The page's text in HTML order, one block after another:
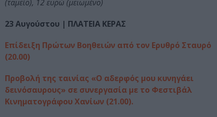
(ταμείο), 12 ευρώ (μειωμένο)
23 Αυγούστου | ΠΛΑΤΕΙΑ ΚΕΡΑΣ
Επίδειξη Πρώτων Βοηθειών από τον Ερυθρό Σταυρό
(20.00)
Προβολή της ταινίας «Ο αδερφός μου κυνηγάει
δεινόσαυρους» σε συνεργασία με το Φεστιβάλ
Κινηματογράφου Χανίων (21.00).